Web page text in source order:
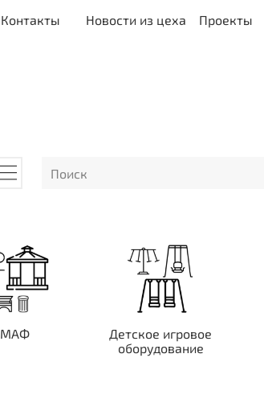
Контакты Новости из цеха Проекты
МАФ
Детское игровое
оборудование